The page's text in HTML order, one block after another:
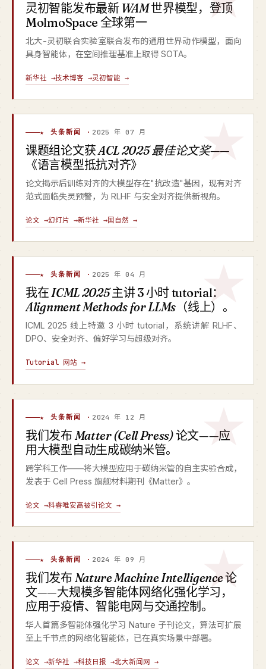
灵初智能发布最新 WAM世界模型，登顶
MolmoSpace 全球第一
北大-灵初联合实验室联合发布的通用世界动作模型，面向
具身智能体，在空间推理基准上取得 SOTA。
新华社 →技术博客 →灵初智能 →
★ 头条新闻 · 2025 年 07 月
课题组论文获ACL 2025 最佳论文奖——
《语言模型抵抗对齐》
论文揭示后训练对齐的大模型存在"抗改造"基因，现有对齐
范式面临失灵预警，为 RLHF 与安全对齐提供新视角。
论文 →幻灯片 →新华社 →国自然 →
★ 头条新闻 · 2025 年 04 月
我在ICML 2025主讲 3 小时 tutorial：
Alignment Methods for LLMs （线上）。
ICML 2025 线上特邀 3 小时 tutorial，系统讲解 RLHF、
DPO、安全对齐、偏好学习与超级对齐。
Tutorial 网站 →
★ 头条新闻 · 2024 年 12 月
我们发布 Matter (Cell Press)论文——应
用大模型自动生成碳纳米管。
跨学科工作——将大模型应用于碳纳米管的自主实验合成，
发表于 Cell Press 旗舰材料期刊《Matter》。
论文 →科睿唯安高被引论文 →
★ 头条新闻 · 2024 年 09 月
我们发布 Nature Machine Intelligence论
文——大规模多智能体网络化强化学习，
应用于疫情、智能电网与交通控制。
华人首篇多智能体强化学习 Nature 子刊论文，算法可扩展
至上千节点的网络化智能体，已在真实场景中部署。
论文 →新华社 →科技日报 →北大新闻网 →